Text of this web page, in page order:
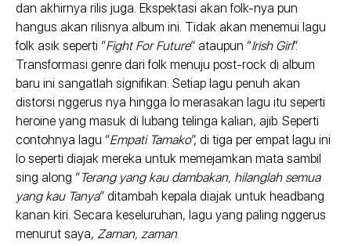
dan akhirnya rilis juga. Ekspektasi akan folk-nya pun
hangus akan rilisnya album ini. Tidak akan menemui lagu
folk asik seperti “Fight For Future” ataupun “Irish Girl”.
Transformasi genre dari folk menuju post-rock di album
baru ini sangatlah signifikan. Setiap lagu penuh akan
distorsi nggerus nya hingga lo merasakan lagu itu seperti
heroine yang masuk di lubang telinga kalian, ajib. Seperti
contohnya lagu “Empati Tamako”, di tiga per empat lagu ini
lo seperti diajak mereka untuk memejamkan mata sambil
sing along “Terang yang kau dambakan, hilanglah semua
yang kau Tanya” ditambah kepala diajak untuk headbang
kanan kiri. Secara keseluruhan, lagu yang paling nggerus
menurut saya, Zaman, zaman.